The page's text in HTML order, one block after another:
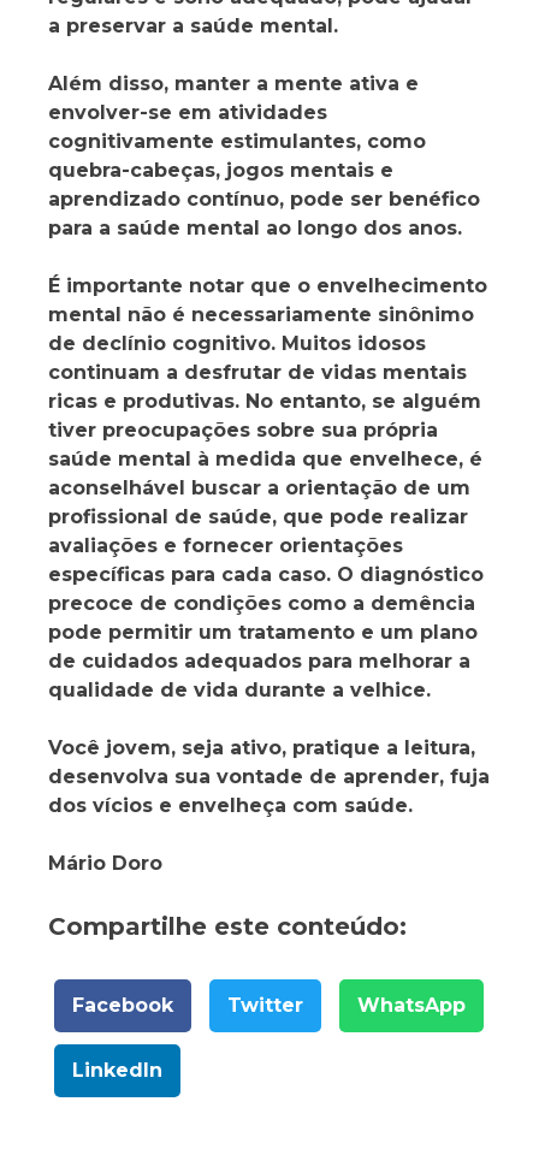
a preservar a saúde mental.
Além disso, manter a mente ativa e
envolver-se em atividades
cognitivamente estimulantes, como
quebra-cabeças, jogos mentais e
aprendizado contínuo, pode ser benéfico
para a saúde mental ao longo dos anos.
É importante notar que o envelhecimento
mental não é necessariamente sinônimo
de declínio cognitivo. Muitos idosos
continuam a desfrutar de vidas mentais
ricas e produtivas. No entanto, se alguém
tiver preocupações sobre sua própria
saúde mental à medida que envelhece, é
aconselhável buscar a orientação de um
profissional de saúde, que pode realizar
avaliações e fornecer orientações
específicas para cada caso. O diagnóstico
precoce de condições como a demência
pode permitir um tratamento e um plano
de cuidados adequados para melhorar a
qualidade de vida durante a velhice.
Você jovem, seja ativo, pratique a leitura,
desenvolva sua vontade de aprender, fuja
dos vícios e envelheça com saúde.
Mário Doro
Compartilhe este conteúdo:
Facebook Twitter WhatsApp
LinkedIn